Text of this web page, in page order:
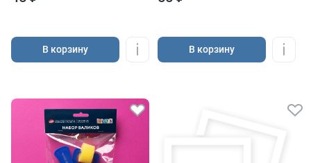
В корзину В корзину